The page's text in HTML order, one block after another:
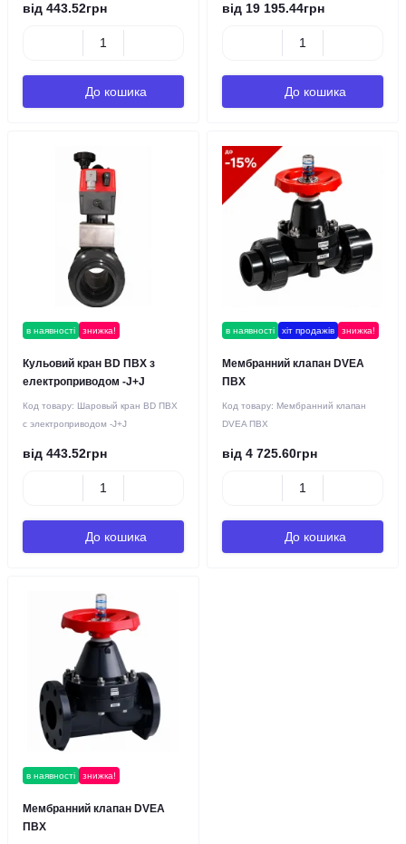
від 443.52грн
До кошика
від 19 195.44грн
До кошика
в наявності знижка!
Кульовий кран BD ПВХ з
електроприводом -J+J
Код товару: Шаровый кран BD ПВХ
с электроприводом -J+J
від 443.52грн
До кошика
в наявності хіт продажів знижка!
Мембранний клапан DVEA
ПВХ
Код товару: Мембранний клапан
DVEA ПВХ
від 4 725.60грн
До кошика
в наявності знижка!
Мембранний клапан DVEA
ПВХ